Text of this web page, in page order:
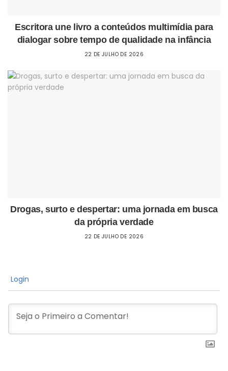
Escritora une livro a conteúdos multimídia para
dialogar sobre tempo de qualidade na infância
22 DE JULHO DE 2026
Drogas, surto e despertar: uma jornada em busca
da própria verdade
22 DE JULHO DE 2026
Login